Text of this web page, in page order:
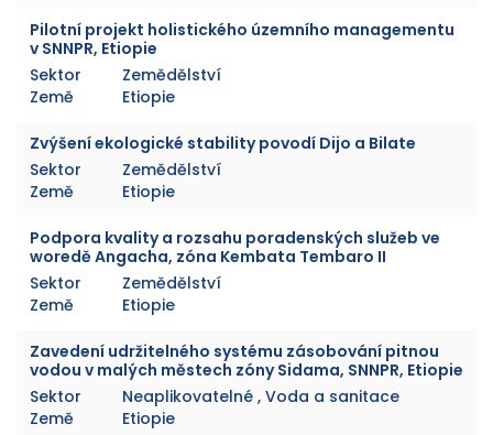
Pilotní projekt holistického územního managementu
v SNNPR, Etiopie
Sektor
Zemědělství
Země
Etiopie
Zvýšení ekologické stability povodí Dijo a Bilate
Sektor
Zemědělství
Země
Etiopie
Podpora kvality a rozsahu poradenských služeb ve
woredě Angacha, zóna Kembata Tembaro II
Sektor
Zemědělství
Země
Etiopie
Zavedení udržitelného systému zásobování pitnou
vodou v malých městech zóny Sidama, SNNPR, Etiopie
Sektor
Neaplikovatelné , Voda a sanitace
Země
Etiopie